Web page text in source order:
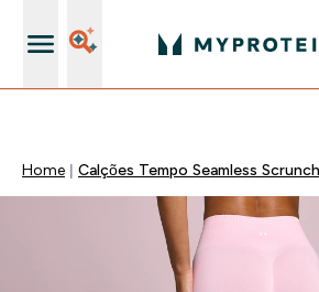
Home Calções Tempo Seamless